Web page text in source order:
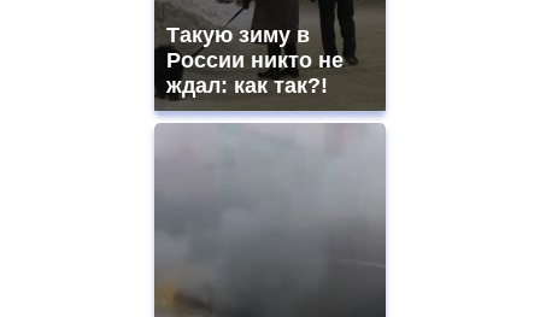
Такую зиму в
России никто не
ждал: как так?!